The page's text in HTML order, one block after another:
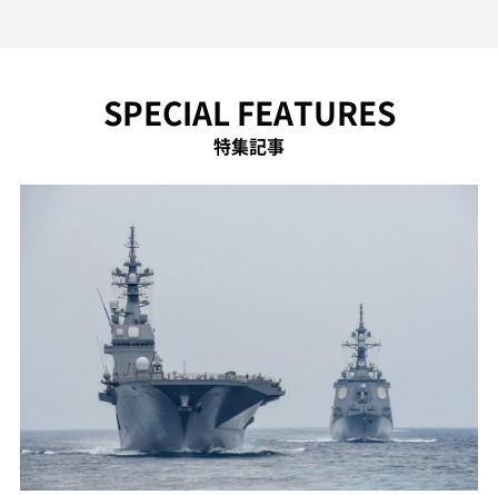
SPECIAL FEATURES
特集記事